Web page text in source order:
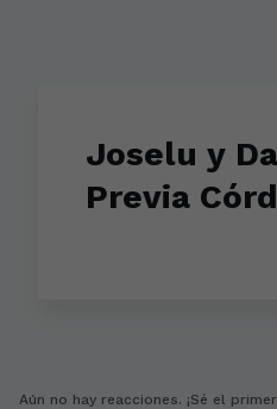
Joselu y
Previa
Aún no hay reacciones. ¡Sé el